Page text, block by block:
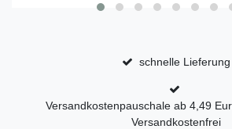
schnelle Lieferung
Versandkostenpauschale ab 4,49
Versandkostenfrei